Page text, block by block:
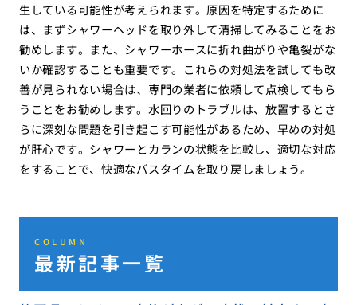
生している可能性が考えられます。原因を特定するために
は、まずシャワーヘッドを取り外して清掃してみることをお
勧めします。また、シャワーホースに折れ曲がりや亀裂がな
いか確認することも重要です。これらの対処法を試しても改
善が見られない場合は、専門の業者に依頼して点検してもら
うことをお勧めします。水回りのトラブルは、放置するとさ
らに深刻な問題を引き起こす可能性があるため、早めの対処
が肝心です。シャワーとカランの状態を比較し、適切な対応
をすることで、快適なバスタイムを取り戻しましょう。
COLUMN
最新記事一覧